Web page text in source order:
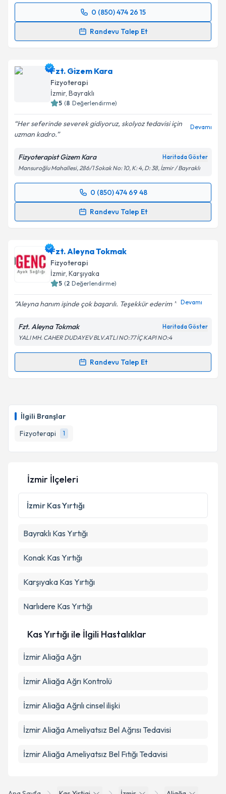
İlgili Branşlar
Fizyoterapi
1
kapsamda işlenmesini kabul ediyorum.
Takvim Talebini Gönder
0 (850) 474 26 15
Randevu Talep Et
Randevu Takvimi Talebi
takvim hazırlandığında e-posta ile bilgilendireceğiz.
E-posta Adresiniz
kapsamda işlenmesini kabul ediyorum.
Takvim Talebini Gönder
Fzt. Gizem Kara
Fizyoterapi
İzmir, Bayraklı
5 (8 Değerlendirme)
Her seferinde severek gidiyoruz, skolyoz tedavisi için
uzman kadro.
Devamı
Fizyoterapist Gizem Kara Haritada Göster
Mansuroğlu Mahallesi, 286/1 Sokak No: 10, K: 4, D: 38, İzmir / Bayraklı
0 (850) 474 69 48
Randevu Talep Et
Randevu Takvimi Talebi
takvim hazırlandığında e-posta ile bilgilendireceğiz.
E-posta Adresiniz
Metni'ni okudum ve kişisel verilerimin belirtilen
kapsamda işlenmesini kabul ediyorum.
Takvim Talebini Gönder
Fzt. Aleyna Tokmak
Fizyoterapi
İzmir, Karşıyaka
5 (2 Değerlendirme)
Aleyna hanım işinde çok başarılı. Teşekkür ederim Devamı
Fzt. Aleyna Tokmak Haritada Göster
YALI MH. CAHER DUDAYEV BLV.ATLI NO:77 İÇ KAPI NO:4
Randevu Talep Et
Randevu Takvimi Talebi
takvim hazırlandığında e-posta ile bilgilendireceğiz.
E-posta Adresiniz
Kişisel verilerimin işlenmesine ilişkinAydınlatma
Metni'ni okudum ve kişisel verilerimin belirtilen
kapsamda işlenmesini kabul ediyorum.
İzmir İlçeleri
İzmir Kas Yırtığı
Bayraklı Kas Yırtığı
Konak Kas Yırtığı
Karşıyaka Kas Yırtığı
Narlıdere Kas Yırtığı
Kas Yırtığı ile İlgili Hastalıklar
İzmir Aliağa Ağrı
İzmir Aliağa Ağrı Kontrolü
İzmir Aliağa Ağrılı cinsel ilişki
İzmir Aliağa Ameliyatsız Bel Ağrısı Tedavisi
İzmir Aliağa Ameliyatsız Bel Fıtığı Tedavisi